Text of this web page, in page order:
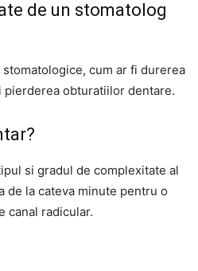
de un stomatolog
cum ar fi durerea
obturatiilor dentare.
si gradul de complexitate al
de la cateva minute pentru o
canal radicular.